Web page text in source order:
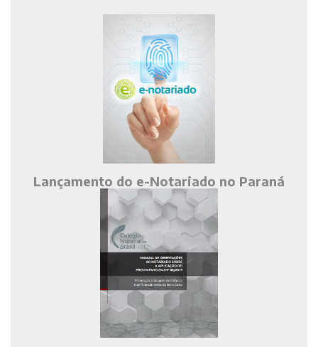
Lançamento do e-Notariado no Paraná